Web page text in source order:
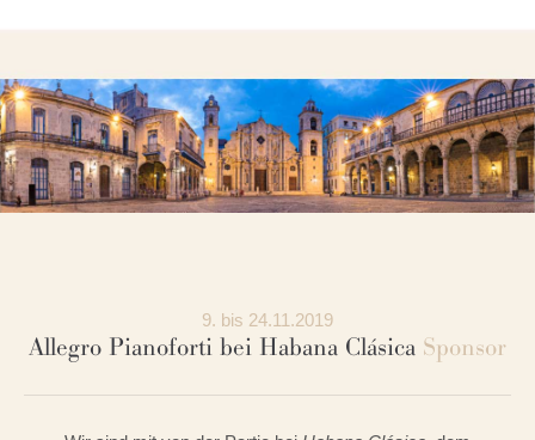
9. bis 24.11.2019
Allegro Pianoforti bei Habana Clásica Sponsor